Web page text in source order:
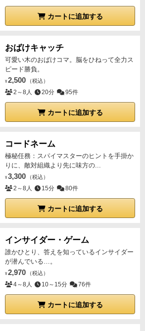
カートに追加する
おばけキャッチ
可愛い木のおばけコマ。脳をひねって全力ス
ピード勝負。
¥ 2,500 （税込）
2～8人 20分 95件
カートに追加する
コードネーム
極秘任務：スパイマスターのヒントを手掛か
りに、敵対組織より先に味方の...
¥ 3,300 （税込）
2～8人 15分 80件
カートに追加する
インサイダー・ゲーム
誰かひとり、答えを知っているインサイダー
が潜んでいる…。
¥ 2,970 （税込）
4～8人 10～15分 76件
カートに追加する